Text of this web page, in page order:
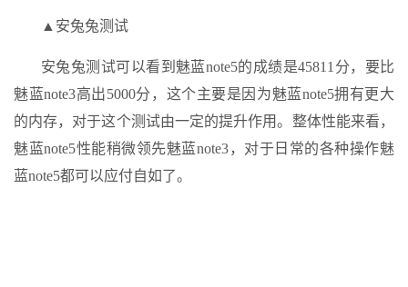
▲安兔兔测试
安兔兔测试可以看到魅蓝note5的成绩是45811分，要比
魅蓝note3高出5000分，这个主要是因为魅蓝note5拥有更大
的内存，对于这个测试由一定的提升作用。整体性能来看，
魅蓝note5性能稍微领先魅蓝note3，对于日常的各种操作魅
蓝note5都可以应付自如了。